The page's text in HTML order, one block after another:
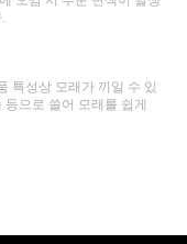
특성상 모래가 끼일 수 있
으로 쓸어 모래를 쉽게